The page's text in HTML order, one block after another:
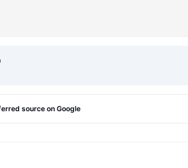
source on Google